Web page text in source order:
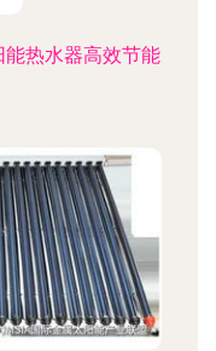
热水器高效节能